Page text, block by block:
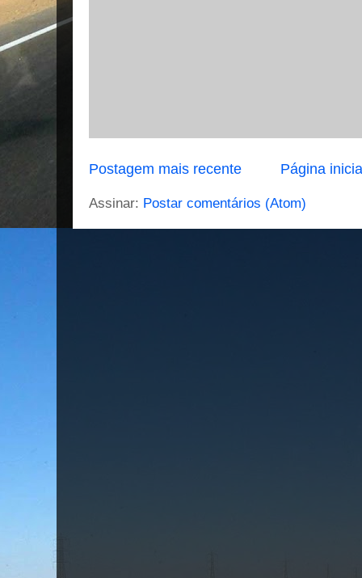
Postagem mais recente Página
Assinar: Postar comentários (Atom)